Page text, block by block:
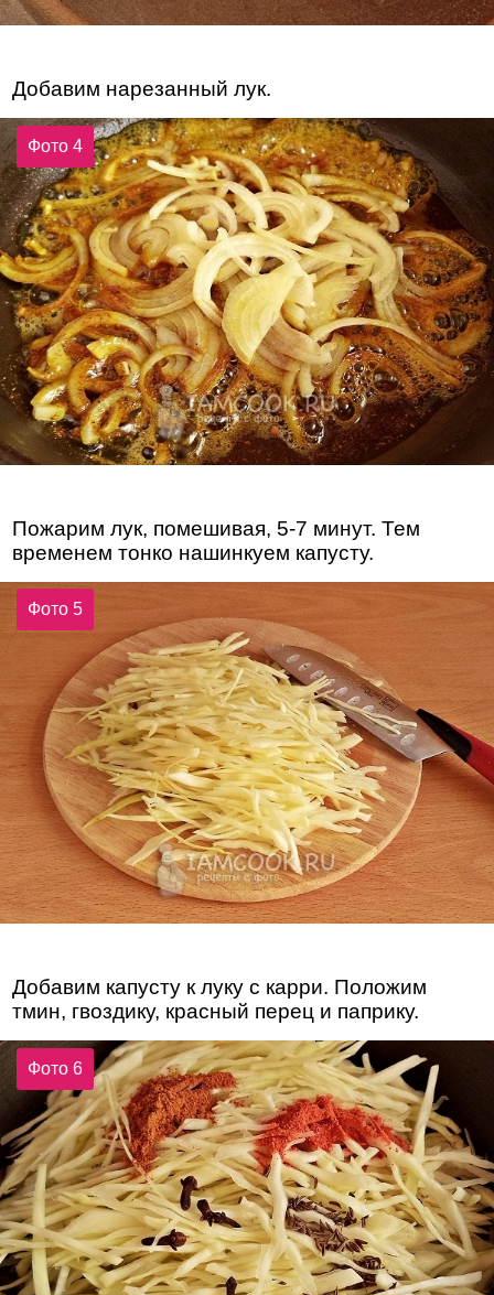
Добавим нарезанный лук.
Фото 4
Пожарим лук, помешивая, 5-7 минут. Тем
временем тонко нашинкуем капусту.
Фото 5
Добавим капусту к луку с карри. Положим
тмин, гвоздику, красный перец и паприку.
Фото 6